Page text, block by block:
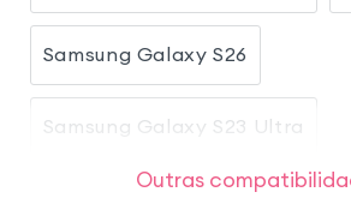
Samsung Galaxy S26
Samsung Galaxy S23 Ultra
Outras